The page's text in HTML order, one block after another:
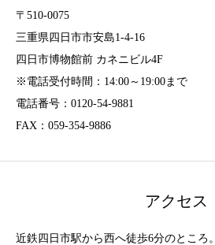
〒510-0075
三重県四日市市安島1-4-16
四日市博物館前 カネニビル4F
※電話受付時間：14:00～19:00まで
電話番号：0120-54-9881
FAX：059-354-9886
アクセス
近鉄四日市駅から西へ徒歩6分のところ。